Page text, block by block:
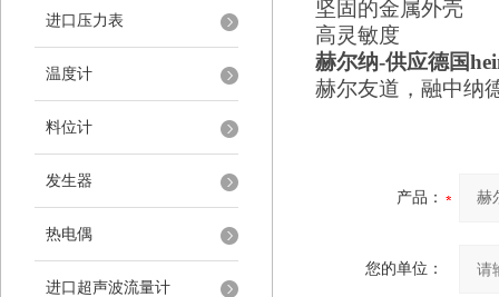
进口压力表
温度计
料位计
发生器
热电偶
进口超声波流量计
坚固的金属外壳
高灵敏度
赫尔纳-供应德国
赫尔友道，融中纳
产品：
您的单位：